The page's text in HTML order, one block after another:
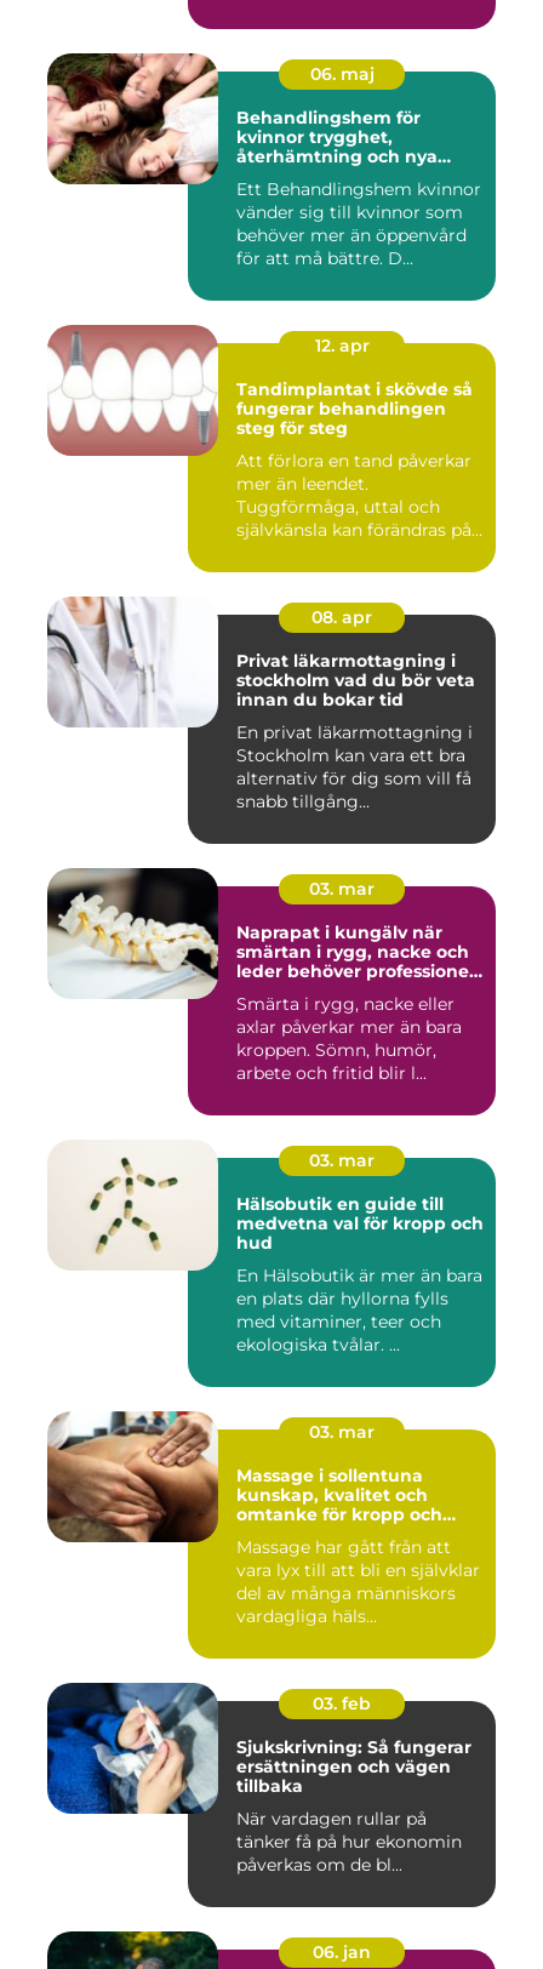
06. maj
Behandlingshem för
kvinnor trygghet,
återhämtning och nya
Ett Behandlingshem kvinnor
vänder sig till kvinnor som
behöver mer än öppenvård
för att må bättre. D...
12. apr
Tandimplantat i skövde så
fungerar behandlingen
steg för steg
Att förlora en tand påverkar
mer än leendet.
Tuggförmåga, uttal och
självkänsla kan förändras på
08. apr
Privat läkarmottagning i
stockholm vad du bör veta
innan du bokar tid
En privat läkarmottagning i
Stockholm kan vara ett bra
alternativ för dig som vill få
snabb tillgång...
03. mar
Naprapat i kungälv när
smärtan i rygg, nacke och
leder behöver professionell
Smärta i rygg, nacke eller
axlar påverkar mer än bara
kroppen. Sömn, humör,
arbete och fritid blir l...
03. mar
Hälsobutik en guide till
medvetna val för kropp och
hud
En Hälsobutik är mer än bara
en plats där hyllorna fylls
med vitaminer, teer och
ekologiska tvålar. ...
03. mar
Massage i sollentuna
kunskap, kvalitet och
omtanke för kropp och
Massage har gått från att
vara lyx till att bli en självklar
del av många människors
vardagliga häls...
03. feb
Sjukskrivning: Så fungerar
ersättningen och vägen
tillbaka
När vardagen rullar på
tänker få på hur ekonomin
påverkas om de bl...
06. jan